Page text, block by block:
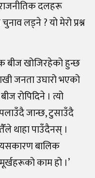
राजनीतिक दलहरू
लड्ने ? यो मेरो प्रश्न
बीज खोजिरहेको हुन्छ
जनता उघारो भएको
रोपिदिने । त्यो
जान्छ, टुसाउँदै
थाहा पाउँदैनस् ।
बालिक
काम हो ।’